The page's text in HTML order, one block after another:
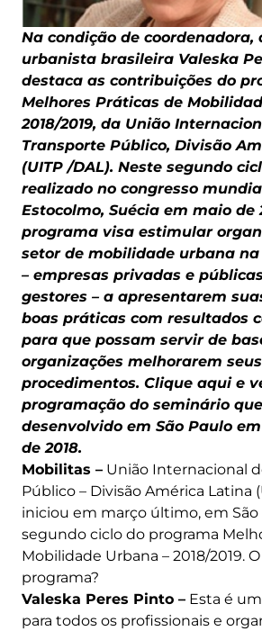
Na condição de
urbanista brasileira Valeska
destaca as contribuições do
Melhores Práticas de
2018/2019, da União
Transporte Público, Divisão
(UITP /DAL). Neste segundo
realizado no congresso
Estocolmo, Suécia em maio de
programa visa estimular
setor de mobilidade urbana
– empresas privadas e
gestores – a apresentarem
boas práticas com resultados
para que possam servir de
organizações melhorarem
procedimentos. Clique aqui e
programação do seminário
desenvolvido em São Paulo
de 2018.
Mobilitas – União Internacional
Público – Divisão América Latina
iniciou em março último, em São
segundo ciclo do programa
Mobilidade Urbana – 2018/2019.
programa?
Valeska Peres Pinto – Esta é
para todos os profissionais e